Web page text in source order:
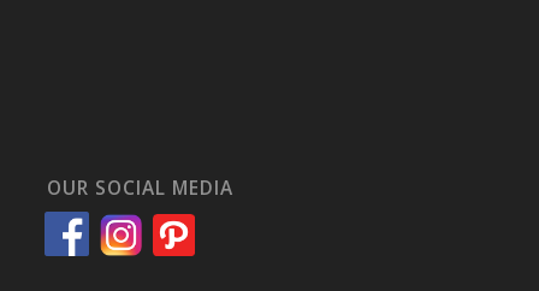
OUR SOCIAL MEDIA